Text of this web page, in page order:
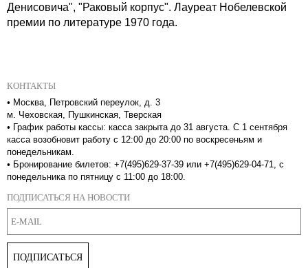
Денисовича", "Раковый корпус". Лауреат Нобелевской
премии по литературе 1970 года.
КОНТАКТЫ
• Москва, Петровский переулок, д. 3
м. Чеховская, Пушкинская, Тверская
• График работы кассы: касса закрыта до 31 августа. С 1 сентября
касса возобновит работу с 12:00 до 20:00 по воскресеньям и
понедельникам.
• Бронирование билетов: +7(495)629-37-39 или +7(495)629-04-71, с
понедельника по пятницу с 11:00 до 18:00.
ПОДПИСАТЬСЯ НА НОВОСТИ
ПОДПИСАТЬСЯ